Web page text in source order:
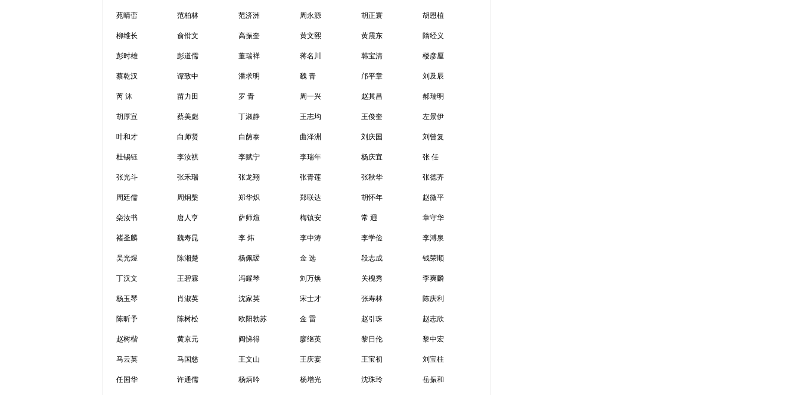
苑晴峦 范柏林 范济洲 周永源 胡正寰 胡恩植
柳维长 俞佾文 高振奎 黄文熙 黄震东 隋经义
彭时雄 彭道儒 董瑞祥 蒋名川 韩宝清 楼彦厘
蔡乾汉 谭致中 潘求明 魏 青 邝平章 刘及辰
芮 沐 苗力田 罗 青 周一兴 赵其昌 郝瑞明
胡厚宣 蔡美彪 丁淑静 王志均 王俊奎 左景伊
叶和才 白师贤 白荫泰 曲泽洲 刘庆国 刘曾复
杜锡钰 李汝祺 李赋宁 李瑞年 杨庆宜 张 任
张光斗 张禾瑞 张龙翔 张青莲 张秋华 张德齐
周廷儒 周炯槃 郑华炽 郑联达 胡怀年 赵微平
栾汝书 唐人亨 萨师煊 梅镇安 常 迥 章守华
褚圣麟 魏寿昆 李 炜 李中涛 李学俭 李溥泉
吴光煜 陈湘楚 杨佩瑗 金 选 段志成 钱荣顺
丁汉文 王碧霖 冯耀琴 刘万焕 关槐秀 李爽麟
杨玉琴 肖淑英 沈家英 宋士才 张寿林 陈庆利
陈昕予 陈树松 欧阳勃苏 金 雷 赵引珠 赵志欣
赵树楷 黄京元 阎悌得 廖继英 黎日伦 黎中宏
马云英 马国慈 王文山 王庆宴 王宝初 刘宝柱
任国华 许通儒 杨炳吟 杨增光 沈珠玲 岳振和